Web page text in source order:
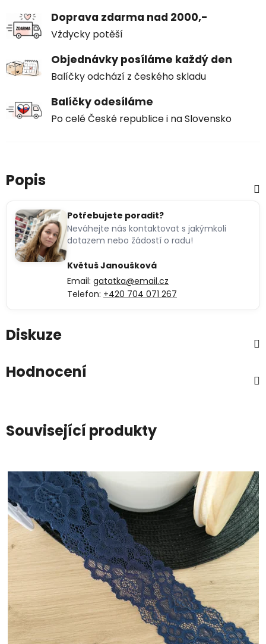
Doprava zdarma nad 2000,-
Vždycky potěší
Objednávky posíláme každý den
Balíčky odchází z českého skladu
Balíčky odesíláme
Po celé České republice i na Slovensko
Popis
Potřebujete poradit?
Neváhejte nás kontaktovat s jakýmkoli
dotazem nebo žádostí o radu!
Květuš Janoušková
Email: gatatka@email.cz
Telefon: +420 704 071 267
Diskuze
Hodnocení
Související produkty